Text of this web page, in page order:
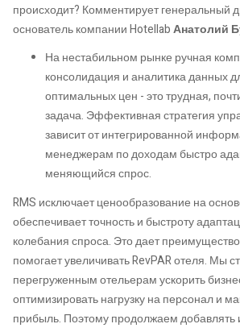
происходит? Комментирует генеральный
основатель компании HotellabАнатолий
На нестабильном рынке ручная
консолидация и аналитика данных
оптимальных цен - это трудная,
задача. Эффективная стратегия
зависит от интегрированной
менеджерам по доходам быстро
меняющийся спрос.
RMS исключает ценообразование на
обеспечивает точность и быстроту
колебания спроса. Это дает
помогает увеличивать RevPAR отеля. Мы
перегруженным отельерам ускорить
оптимизировать нагрузку на персонал и
прибыль. Поэтому продолжаем добавлять